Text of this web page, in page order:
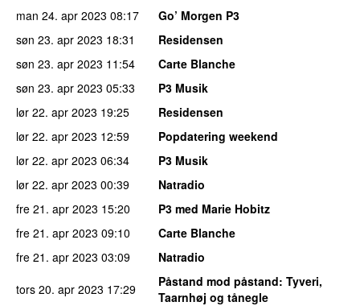
man 24. apr 2023 08:17
Go’ Morgen P3
søn 23. apr 2023 18:31
Residensen
søn 23. apr 2023 11:54
Carte Blanche
søn 23. apr 2023 05:33
P3 Musik
lør 22. apr 2023 19:25
Residensen
lør 22. apr 2023 12:59
Popdatering weekend
lør 22. apr 2023 06:34
P3 Musik
lør 22. apr 2023 00:39
Natradio
fre 21. apr 2023 15:20
P3 med Marie Hobitz
fre 21. apr 2023 09:10
Carte Blanche
fre 21. apr 2023 03:09
Natradio
tors 20. apr 2023 17:29 Påstand mod påstand: Tyveri,
Taarnhøj og tånegle